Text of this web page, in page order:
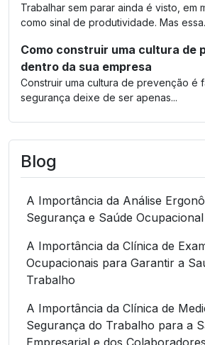
Trabalhar sem parar ainda é visto, em
como sinal de produtividade. Mas
Como construir uma cultura de
dentro da sua empresa
Construir uma cultura de prevenção é
segurança deixe de ser apenas...
Blog
A Importância da Análise
Segurança e Saúde Ocupacional
A Importância da Clínica de
Ocupacionais para Garantir a
Trabalho
A Importância da Clínica de
Segurança do Trabalho para a
Empresarial e dos Colaboradores